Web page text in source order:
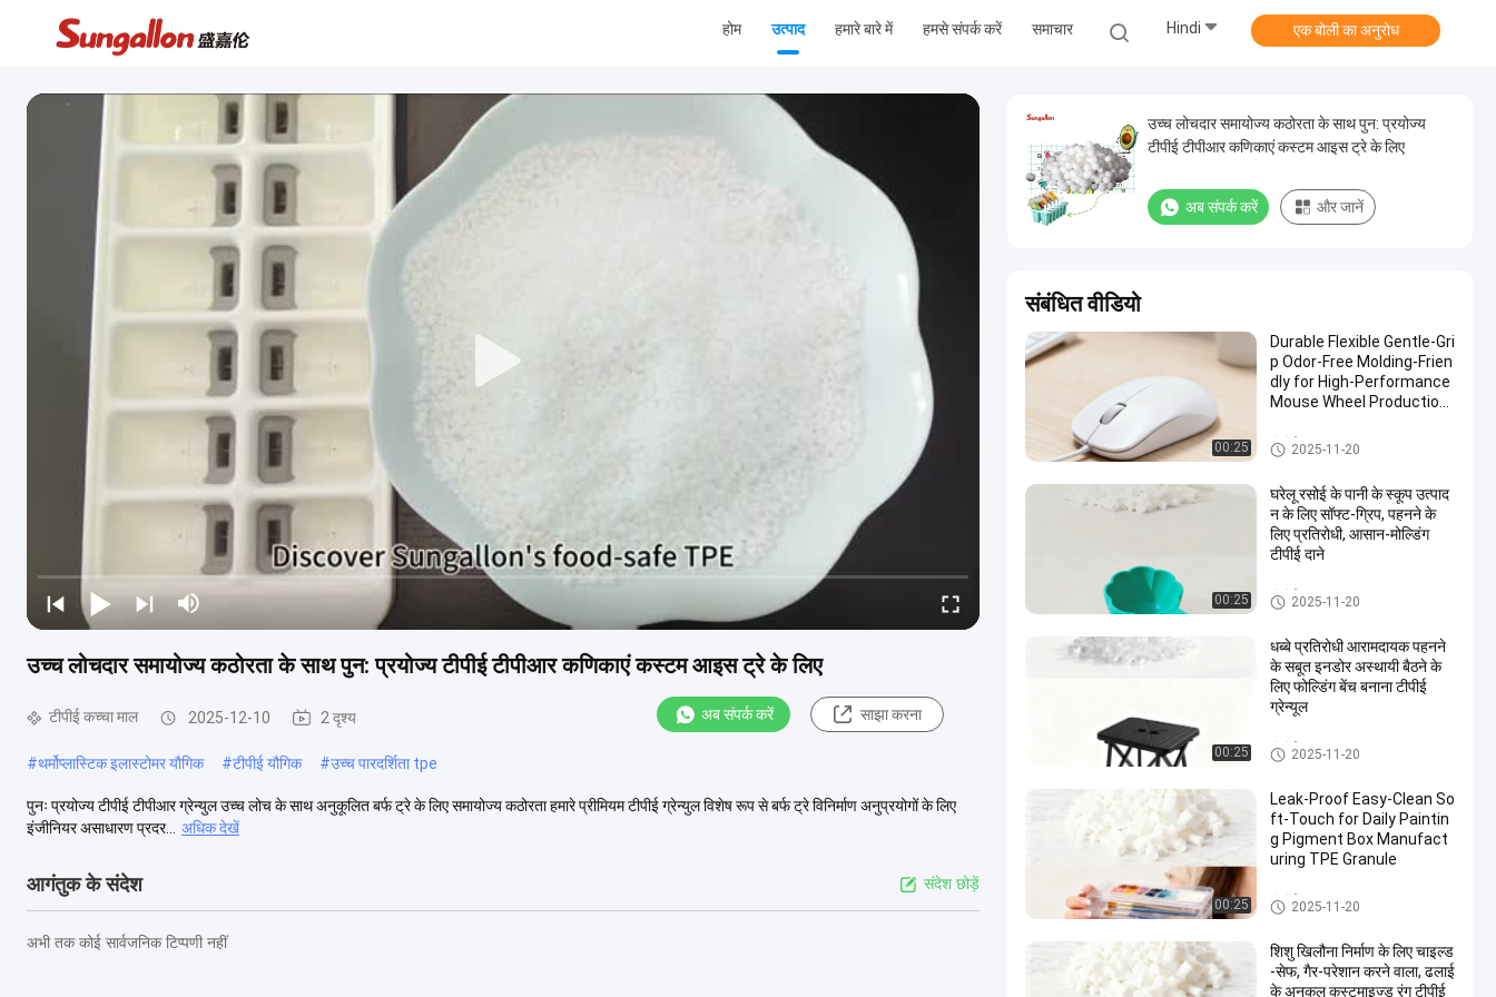
होम उत्पाद हमारे बारे में हमसे संपर्क करें समाचार Hindi एक बोली का अनुरोध
उच्च लोचदार समायोज्य कठोरता के साथ पुन: प्रयोज्य टीपीई टीपीआर कणिकाएं कस्टम आइस ट्रे के लिए
टीपीई कच्चा माल 2025-12-10 2 दृश्य अब संपर्क करें साझा करना
#थर्मोप्लास्टिक इलास्टोमर यौगिक #टीपीई यौगिक #उच्च पारदर्शिता tpe
पुनः प्रयोज्य टीपीई टीपीआर ग्रेन्युल उच्च लोच के साथ अनुकूलित बर्फ ट्रे के लिए समायोज्य कठोरता हमारे प्रीमियम टीपीई ग्रेन्युल विशेष रूप से बर्फ ट्रे विनिर्माण अनुप्रयोगों के लिए
इंजीनियर असाधारण प्रदर...
अधिक देखें
आगंतुक के संदेश संदेश छोड़ें
अभी तक कोई सार्वजनिक टिप्पणी नहीं
उच्च लोचदार समायोज्य कठोरता के साथ पुन: प्रयोज्य
टीपीई टीपीआर कणिकाएं कस्टम आइस ट्रे के लिए
अब संपर्क करें और जानें
संबंधित वीडियो
00:25
Durable Flexible Gentle-Gri
p Odor-Free Molding-Frien
dly for High-Performance
Mouse Wheel Production
टीपीई कच्चा माल
2025-11-20
00:25
घरेलू रसोई के पानी के स्कूप उत्पाद
न के लिए सॉफ्ट-ग्रिप, पहनने के
लिए प्रतिरोधी, आसान-मोल्डिंग
टीपीई दाने
टीपीई कच्चा माल
2025-11-20
00:25
धब्बे प्रतिरोधी आरामदायक पहनने
के सबूत इनडोर अस्थायी बैठने के
लिए फोल्डिंग बेंच बनाना टीपीई
ग्रेन्यूल
टीपीई कच्चा माल
2025-11-20
00:25
Leak-Proof Easy-Clean So
ft-Touch for Daily Paintin
g Pigment Box Manufact
uring TPE Granule
टीपीई कच्चा माल
2025-11-20
शिशु खिलौना निर्माण के लिए चाइल्ड
-सेफ, गैर-परेशान करने वाला, ढलाई
के अनुकूल कस्टमाइज्ड रंग टीपीई